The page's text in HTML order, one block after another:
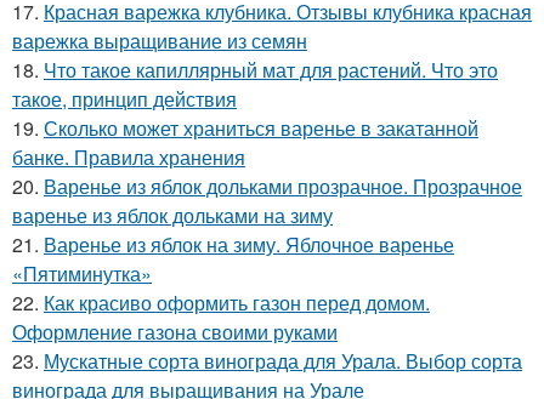
17. Красная варежка клубника. Отзывы клубника красная
варежка выращивание из семян
18. Что такое капиллярный мат для растений. Что это
такое, принцип действия
19. Сколько может храниться варенье в закатанной
банке. Правила хранения
20. Варенье из яблок дольками прозрачное. Прозрачное
варенье из яблок дольками на зиму
21. Варенье из яблок на зиму. Яблочное варенье
«Пятиминутка»
22. Как красиво оформить газон перед домом.
Оформление газона своими руками
23. Мускатные сорта винограда для Урала. Выбор сорта
винограда для выращивания на Урале